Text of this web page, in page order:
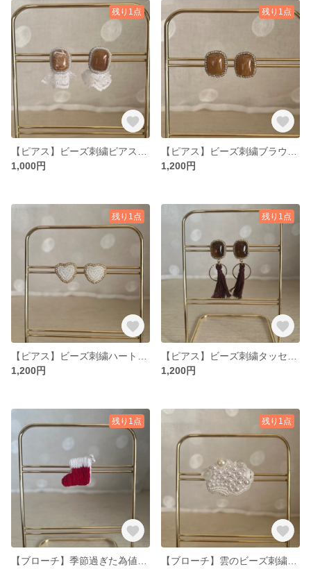
残り1点
1,000円
残り1点
1,200円
残り1点
1,200円
残り1点
1,200円
残り1点 残り1点